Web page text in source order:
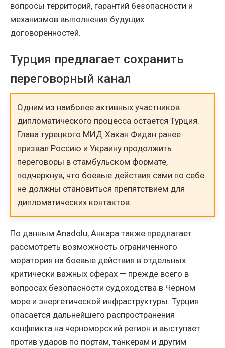
вопросы территорий, гарантий безопасности и
механизмов выполнения будущих
договоренностей.
Турция предлагает сохранить
переговорный канал
Одним из наиболее активных участников
дипломатического процесса остается Турция.
Глава турецкого МИД Хакан Фидан ранее
призвал Россию и Украину продолжить
переговоры в стамбульском формате,
подчеркнув, что боевые действия сами по себе
не должны становиться препятствием для
дипломатических контактов.
По данным Anadolu, Анкара также предлагает
рассмотреть возможность ограниченного
моратория на боевые действия в отдельных
критически важных сферах — прежде всего в
вопросах безопасности судоходства в Черном
море и энергетической инфраструктуры. Турция
опасается дальнейшего распространения
конфликта на черноморский регион и выступает
против ударов по портам, танкерам и другим